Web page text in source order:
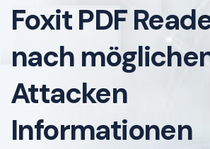
Foxit PDF
nach
Attacken
Informationen